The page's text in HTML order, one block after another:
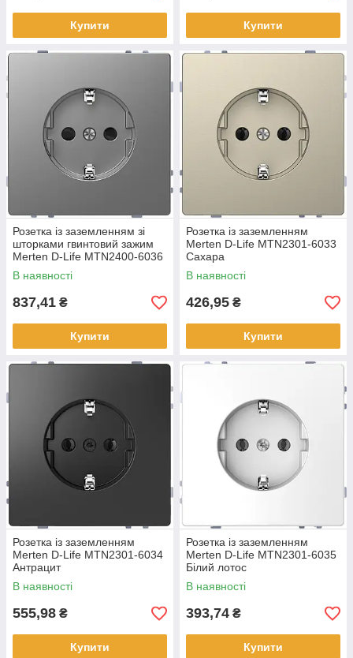
Купити Купити
Розетка із заземленням зі
шторками гвинтовий зажим
Merten D-Life MTN2400-6036
Нержавіюча сталь
В наявності
837,41 ₴
Купити
Розетка із заземленням
Merten D-Life MTN2301-6033
Сахара
В наявності
426,95 ₴
Купити
Розетка із заземленням
Merten D-Life MTN2301-6034
Антрацит
В наявності
555,98 ₴
Купити
Розетка із заземленням
Merten D-Life MTN2301-6035
Білий лотос
В наявності
393,74 ₴
Купити